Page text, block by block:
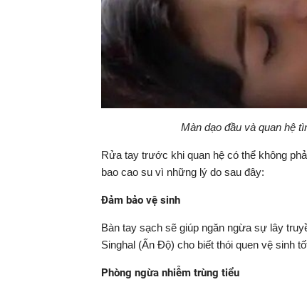
Màn dạo đầu và quan hệ
Rửa tay trước khi quan hệ có thể không
bao cao su vì những lý do sau đây:
Đảm bảo vệ sinh
Bàn tay sạch sẽ giúp ngăn ngừa sự lây
Singhal (Ấn Độ) cho biết thói quen vệ sinh
Phòng ngừa nhiễm trùng tiểu